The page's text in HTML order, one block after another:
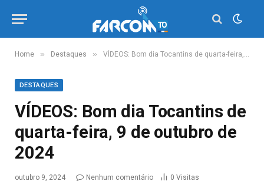
Home » Destaques » VÍDEOS: Bom dia Tocantins de quarta-feira, 9 de outubro de 2024
DESTAQUES
VÍDEOS: Bom dia Tocantins de
quarta-feira, 9 de outubro de
2024
outubro 9, 2024 Nenhum comentário 0 Visitas